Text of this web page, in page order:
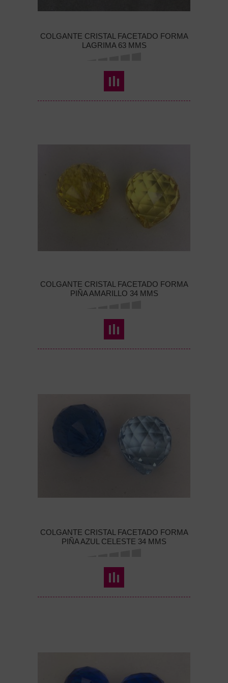
COLGANTE CRISTAL FACETADO FORMA
LAGRIMA 63 MMS
COLGANTE CRISTAL FACETADO FORMA
PIÑA AMARILLO 34 MMS
COLGANTE CRISTAL FACETADO FORMA
PIÑA AZUL CELESTE 34 MMS